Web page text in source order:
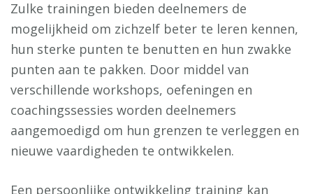
Zulke trainingen bieden deelnemers de
mogelijkheid om zichzelf beter te leren kennen,
hun sterke punten te benutten en hun zwakke
punten aan te pakken. Door middel van
verschillende workshops, oefeningen en
coachingssessies worden deelnemers
aangemoedigd om hun grenzen te verleggen en
nieuwe vaardigheden te ontwikkelen.
Een persoonlijke ontwikkeling training kan